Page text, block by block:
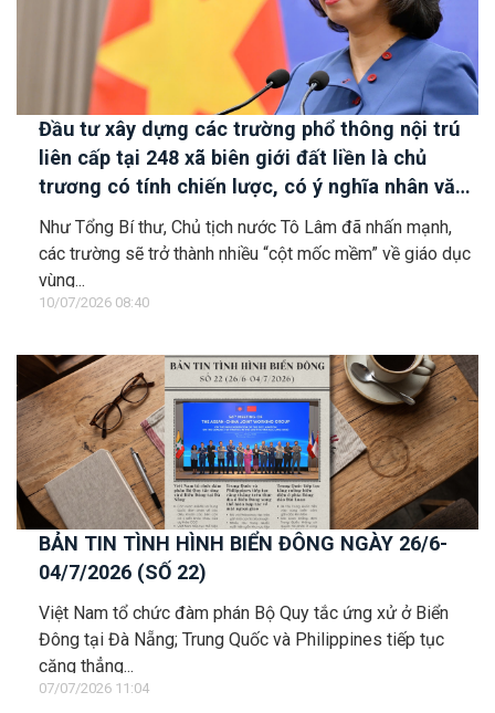
Đầu tư xây dựng các trường phổ thông nội trú
liên cấp tại 248 xã biên giới đất liền là chủ
trương có tính chiến lược, có ý nghĩa nhân văn
sâu sắc
Như Tổng Bí thư, Chủ tịch nước Tô Lâm đã nhấn mạnh,
các trường sẽ trở thành nhiều “cột mốc mềm” về giáo dục
vùng...
10/07/2026 08:40
BẢN TIN TÌNH HÌNH BIỂN ĐÔNG NGÀY 26/6-
04/7/2026 (SỐ 22)
Việt Nam tổ chức đàm phán Bộ Quy tắc ứng xử ở Biển
Đông tại Đà Nẵng; Trung Quốc và Philippines tiếp tục
căng thẳng...
07/07/2026 11:04